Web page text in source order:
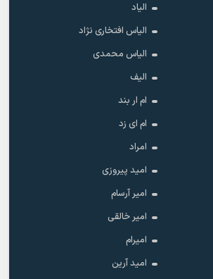
الیاد
الیاس افتخاری نژاد
الیاس محمدی
الیف
ام ار بند
ام ای زد
امراد
امید پیروزی
امیر آرسام
امیر خالقى
امیرام
امید آرین